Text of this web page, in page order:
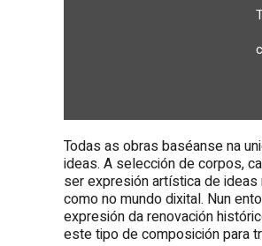
Todas as obras baséanse na
ideas. A selección de corpos,
ser expresión artística de
como no mundo dixital. Nun
expresión da renovación
este tipo de composición para